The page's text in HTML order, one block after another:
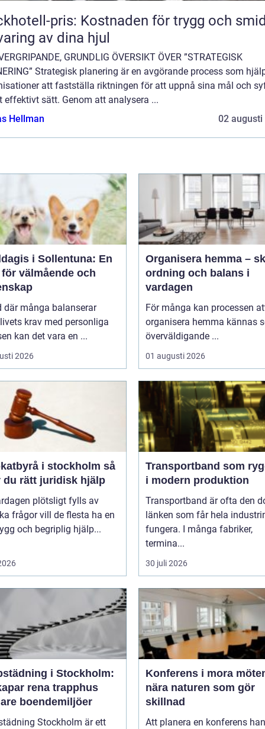
pris: Kostnaden för trygg och
av dina hjul
GRUNDLIG ÖVERSIKT ÖVER ”STRATEGISK
Strategisk planering är en avgörande process som
att fastställa riktningen för att uppnå sina mål och
effektivt sätt. Genom att analysera ...
Hellman
02 augusti
i Sollentuna: En
välmående och
där många balanserar
krav med personliga
kan det vara en ...
2026
Organisera hemma –
ordning och balans i
vardagen
För många kan processen
organisera hemma kännas
överväldigande ...
01 augusti 2026
i stockholm så
du rätt juridisk hjälp
plötsligt fylls av
frågor vill de flesta ha en
och begriplig hjälp...
Transportband som
i modern produktion
Transportband är ofta den
länken som får hela
fungera. I många fabriker,
termina...
30 juli 2026
i Stockholm:
rena trapphus
boendemiljöer
Stockholm är ett
Konferens i mora möten
nära naturen som gör
skillnad
Att planera en konferens